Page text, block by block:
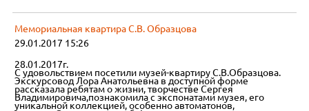
Мемориальная квартира С.В. Образцова
29.01.2017 15:26
28.01.2017г.
С удовольствием посетили музей-квартиру С.В.Образцова.
Экскурсовод Лора Анатольевна в доступной форме
рассказала ребятам о жизни, творчестве Сергея
Владимировича,познакомила с экспонатами музея, его
уникальной коллекцией, особенно автоматонов,